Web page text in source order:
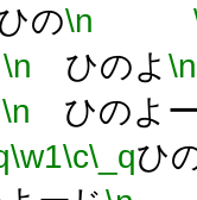
の\n
\n ひのよ \n
\n ひのよ
\w1\c\_qひ